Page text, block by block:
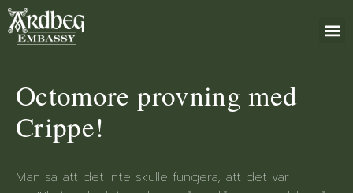
Octomore provning med
Crippe!
Man sa att det inte skulle fungera, att det var